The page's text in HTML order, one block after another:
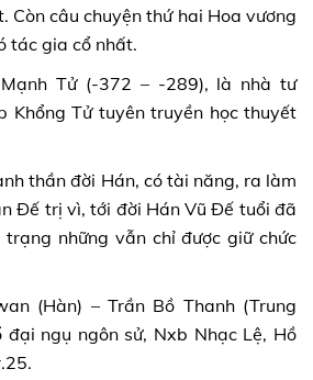
Còn câu chuyện thứ hai Hoa vương
tác gia cổ nhất.
Tử (-372 – -289), là nhà tư
Khổng Tử tuyên truyền học thuyết
thần đời Hán, có tài năng, ra làm
Đế trị vì, tới đời Hán Vũ Đế tuổi đã
những vẫn chỉ được giữ chức
(Hàn) – Trần Bồ Thanh (Trung
đại ngụ ngôn sử, Nxb Nhạc Lệ, Hồ